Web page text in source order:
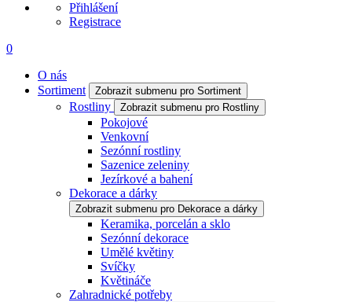
Přihlášení
Registrace
0
O nás
Sortiment
Zobrazit submenu pro Sortiment
Rostliny Zobrazit submenu pro Rostliny
Pokojové
Venkovní
Sezónní rostliny
Sazenice zeleniny
Jezírkové a bahení
Dekorace a dárky
Zobrazit submenu pro Dekorace a dárky
Keramika, porcelán a sklo
Sezónní dekorace
Umělé květiny
Svíčky
Květináče
Zahradnické potřeby